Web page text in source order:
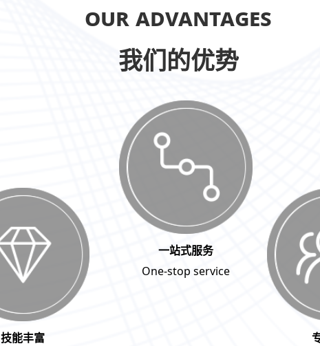
Our Advantages
我们的优势
技能丰富
一站式服务
One-stop service